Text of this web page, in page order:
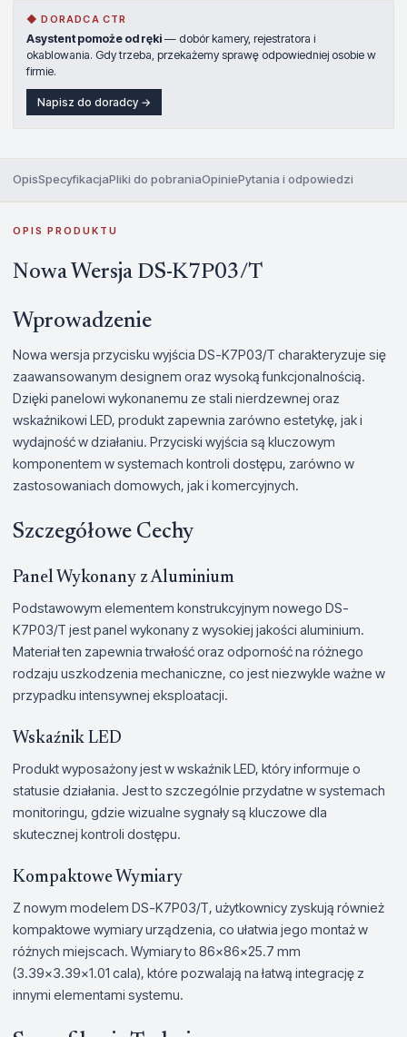
◆ DORADCA CTR
Asystent pomoże od ręki — dobór kamery, rejestratora i
okablowania. Gdy trzeba, przekażemy sprawę odpowiedniej osobie w
firmie.
Napisz do doradcy →
OpisSpecyfikacjaPliki do pobraniaOpiniePytania i odpowiedzi
OPIS PRODUKTU
Nowa Wersja DS-K7P03/T
Wprowadzenie
Nowa wersja przycisku wyjścia DS-K7P03/T charakteryzuje się
zaawansowanym designem oraz wysoką funkcjonalnością.
Dzięki panelowi wykonanemu ze stali nierdzewnej oraz
wskaźnikowi LED, produkt zapewnia zarówno estetykę, jak i
wydajność w działaniu. Przyciski wyjścia są kluczowym
komponentem w systemach kontroli dostępu, zarówno w
zastosowaniach domowych, jak i komercyjnych.
Szczegółowe Cechy
Panel Wykonany z Aluminium
Podstawowym elementem konstrukcyjnym nowego DS-
K7P03/T jest panel wykonany z wysokiej jakości aluminium.
Materiał ten zapewnia trwałość oraz odporność na różnego
rodzaju uszkodzenia mechaniczne, co jest niezwykle ważne w
przypadku intensywnej eksploatacji.
Wskaźnik LED
Produkt wyposażony jest w wskaźnik LED, który informuje o
statusie działania. Jest to szczególnie przydatne w systemach
monitoringu, gdzie wizualne sygnały są kluczowe dla
skutecznej kontroli dostępu.
Kompaktowe Wymiary
Z nowym modelem DS-K7P03/T, użytkownicy zyskują również
kompaktowe wymiary urządzenia, co ułatwia jego montaż w
różnych miejscach. Wymiary to 86×86×25.7 mm
(3.39×3.39×1.01 cala), które pozwalają na łatwą integrację z
innymi elementami systemu.